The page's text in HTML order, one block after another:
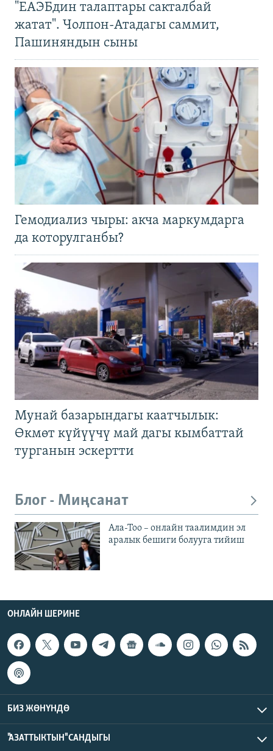
"ЕАЭБдин талаптары сакталбай
жатат". Чолпон-Атадагы саммит,
Пашиняндын сыны
Гемодиализ чыры: акча маркумдарга
да которулганбы?
Мунай базарындагы каатчылык:
Өкмөт күйүүчү май дагы кымбаттай
турганын эскертти
Блог - Миңсанат
Ала-Тоо – онлайн таалимдин эл
аралык бешиги болууга тийиш
ОНЛАЙН ШЕРИНЕ
БИЗ ЖӨНҮНДӨ
"АЗАТТЫКТЫН" САНДЫГЫ